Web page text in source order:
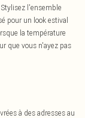
l'ensemble
pour un look estival
la température
que vous n'ayez pas
à des adresses au